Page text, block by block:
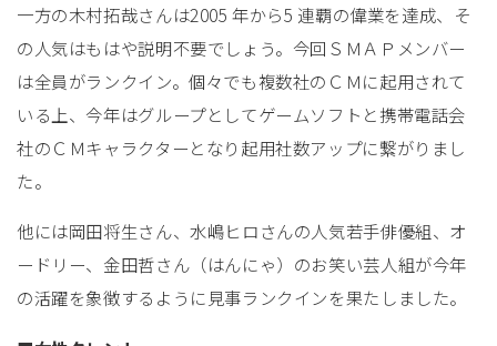
一方の木村拓哉さんは2005 年から5 連覇の偉業を達成、そ
の人気はもはや説明不要でしょう。今回ＳＭＡＰメンバー
は全員がランクイン。個々でも複数社のＣＭに起用されて
いる上、今年はグループとしてゲームソフトと携帯電話会
社のＣＭキャラクターとなり起用社数アップに繋がりまし
た。
他には岡田将生さん、水嶋ヒロさんの人気若手俳優組、オ
ードリー、金田哲さん（はんにゃ）のお笑い芸人組が今年
の活躍を象徴するように見事ランクインを果たしました。